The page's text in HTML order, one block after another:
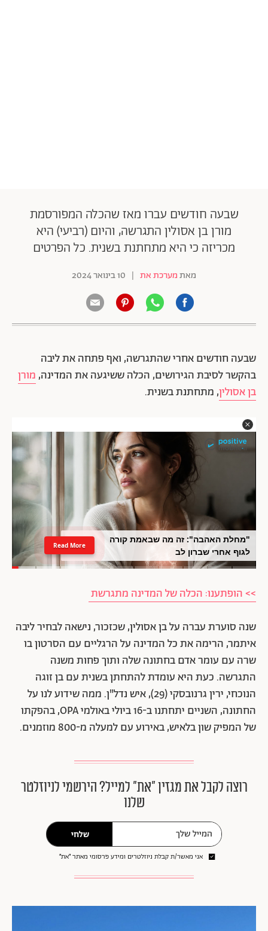
שבעה חודשים עברו מאז שהכלה המפורסמת
מורן בן אסולין התגרשה, והיום (רביעי) היא
מכריזה כי היא מתחתנת בשנית. כל הפרטים
מאתמערכת את | 10 בינואר 2024
שבעה חודשים אחרי שהתגרשה, ואף פתחה את ליבה
בהקשר לסיבת הגירושים, הכלה ששיגעה את המדינה,מורן
בן אסולין, מתחתנת בשנית.
"מחלת האהבה": זה מה שבאמת קורה
לגוף אחרי שברון לב
Read More
>> הופתענו: הכלה של המדינה מתגרשת
שנה סוערת עברה על בן אסולין, שכזכור, נישאה לבחיר ליבה
איתמר, הרימה את כל המדינה על הרגליים עם הסרטון בו
שרה עם עומר אדם בחתונה שלה ותוך פחות משנה
התגרשה. כעת היא עומדת להתחתן בשנית עם בן זוגה
הנוכחי, ירין גרנובסקי (29), איש נדל"ן. ממה שידוע לנו על
החתונה, השניים יתחתנו ב-16 ביולי באולמי OPA, בהפקתו
של המפיק שון בלאיש, באירוע עם למעלה מ-800 מוזמנים.
רוצה לקבל את מגזין ״את״ למייל? הירשמי לניוזלטר
שלנו
שלחי
אני מאשר/ת קבלת ניוזלטרים ומידע פרסומי מאתר ״את״